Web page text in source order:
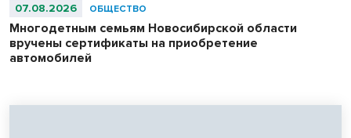
07.08.2026 ОБЩЕСТВО
Многодетным семьям Новосибирской области
вручены сертификаты на приобретение
автомобилей